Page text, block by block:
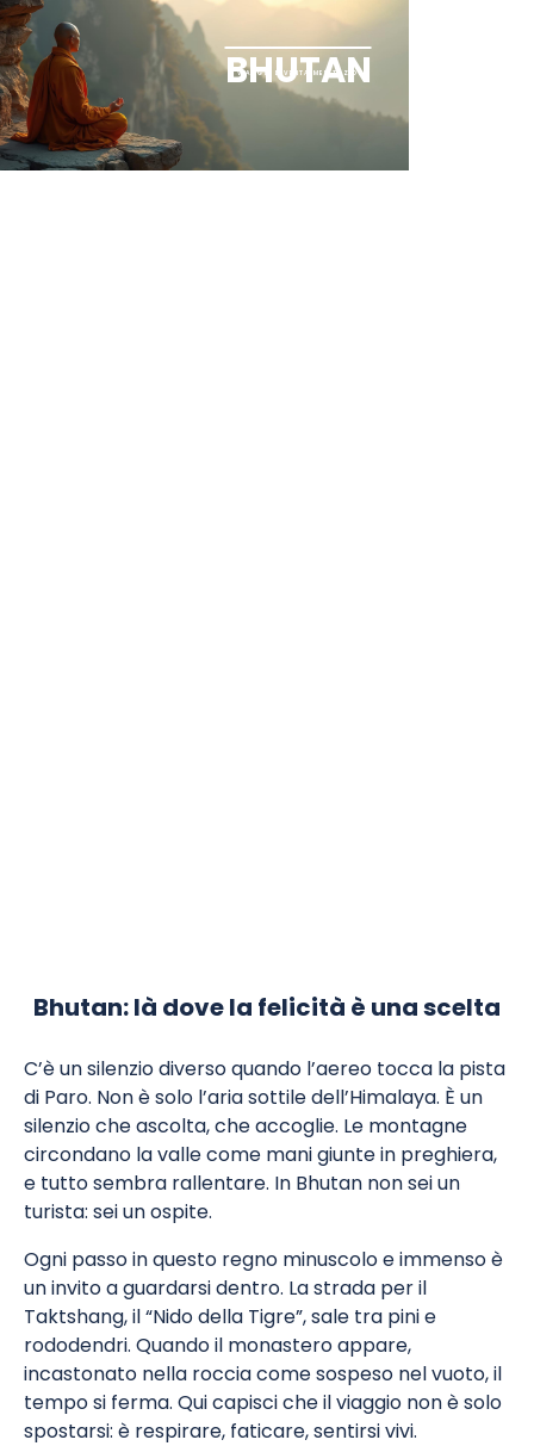
BHUTAN
IL VIAGGIO DIVENTA MEDITAZIONE
Bhutan: là dove la felicità è una scelta
C’è un silenzio diverso quando l’aereo tocca la pista
di Paro. Non è solo l’aria sottile dell’Himalaya. È un
silenzio che ascolta, che accoglie. Le montagne
circondano la valle come mani giunte in preghiera,
e tutto sembra rallentare. In Bhutan non sei un
turista: sei un ospite.
Ogni passo in questo regno minuscolo e immenso è
un invito a guardarsi dentro. La strada per il
Taktshang, il “Nido della Tigre”, sale tra pini e
rododendri. Quando il monastero appare,
incastonato nella roccia come sospeso nel vuoto, il
tempo si ferma. Qui capisci che il viaggio non è solo
spostarsi: è respirare, faticare, sentirsi vivi.